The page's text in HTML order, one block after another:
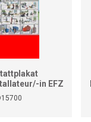
in EFZ
A0)